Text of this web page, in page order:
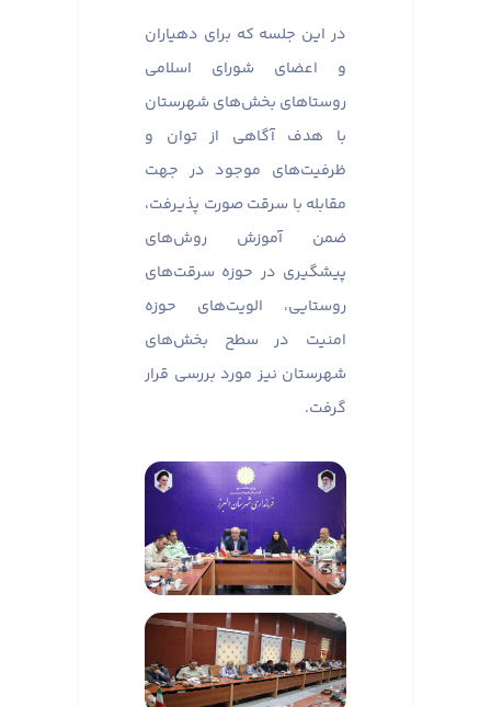
در این جلسه که برای دهیاران
و اعضای شورای اسلامی
روستاهای بخش‌های شهرستان
با هدف آگاهی از توان و
ظرفیت‌های موجود در جهت
مقابله با سرقت صورت پذیرفت،
ضمن آموزش روش‌های
پیشگیری در حوزه سرقت‌های
روستایی، الویت‌های حوزه
امنیت در سطح بخش‌های
شهرستان نیز مورد بررسی قرار
گرفت.